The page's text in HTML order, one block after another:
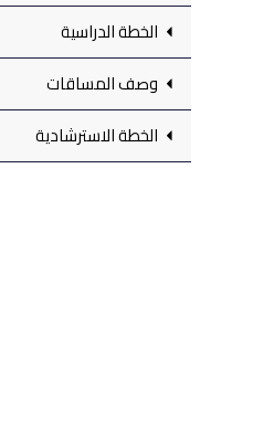
الخطة الدراسية
وصف المساقات
الخطة الاسترشادية